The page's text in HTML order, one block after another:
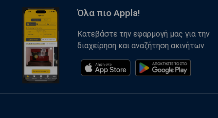
Όλα πιο Appla!
Κατεβάστε την εφαρμογή μας για την
διαχείρηση και αναζήτηση ακινήτων.